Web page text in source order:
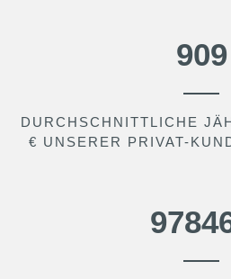
1404
DURCHSCHNITTLICHE
€ UNSERER PRIVAT-